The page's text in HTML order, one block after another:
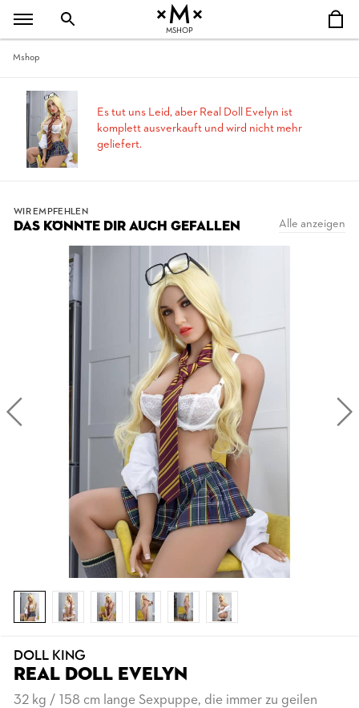
MSHOP
Mshop
Es tut uns Leid, aber Real Doll Evelyn ist
komplett ausverkauft und wird nicht mehr
geliefert.
WIR EMPFEHLEN
DAS KÖNNTE DIR AUCH GEFALLEN Alle anzeigen
DOLL KING
REAL DOLL EVELYN
32 kg / 158 cm lange Sexpuppe, die immer zu geilen